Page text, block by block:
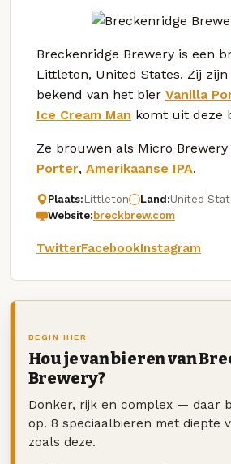
Breckenridge Brewery is een
Littleton, United States. Zij
bekend van het bier Vanilla
Ice Cream Man komt uit deze
Ze brouwen als Micro
Porter, Amerikaanse IPA.
Plaats: Littleton Land:United
Website: breckbrew.com
TwitterFacebookInstagram
BEGIN HIER
Hou je van bieren van
Brewery?
Donker, rijk en complex — daar
op. 8 speciaalbieren met diepte
zoals deze.